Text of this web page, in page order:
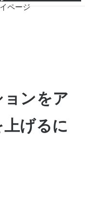
ページ
ンをア
げるに